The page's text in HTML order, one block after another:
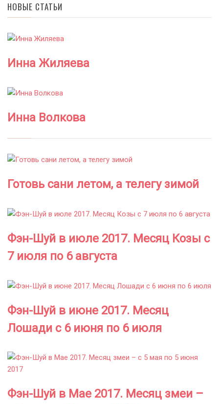
НОВЫЕ СТАТЬИ
Инна Жиляева
Инна Волкова
Готовь сани летом, а телегу зимой
Фэн-Шуй в июле 2017. Месяц Козы с
7 июля по 6 августа
Фэн-Шуй в июне 2017. Месяц
Лошади с 6 июня по 6 июля
Фэн-Шуй в Мае 2017. Месяц змеи –